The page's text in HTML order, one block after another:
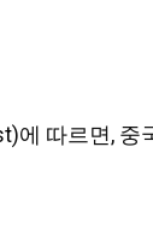
에 따르면, 중